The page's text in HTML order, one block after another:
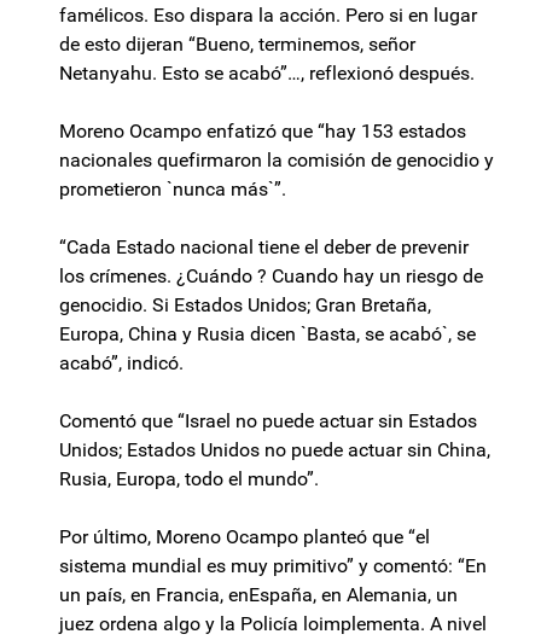
famélicos. Eso dispara la acción. Pero si en lugar
de esto dijeran “Bueno, terminemos, señor
Netanyahu. Esto se acabó”…, reflexionó después.
Moreno Ocampo enfatizó que “hay 153 estados
nacionales quefirmaron la comisión de genocidio y
prometieron `nunca más`”.
“Cada Estado nacional tiene el deber de prevenir
los crímenes. ¿Cuándo ? Cuando hay un riesgo de
genocidio. Si Estados Unidos; Gran Bretaña,
Europa, China y Rusia dicen `Basta, se acabó`, se
acabó”, indicó.
Comentó que “Israel no puede actuar sin Estados
Unidos; Estados Unidos no puede actuar sin China,
Rusia, Europa, todo el mundo”.
Por último, Moreno Ocampo planteó que “el
sistema mundial es muy primitivo” y comentó: “En
un país, en Francia, enEspaña, en Alemania, un
juez ordena algo y la Policía loimplementa. A nivel